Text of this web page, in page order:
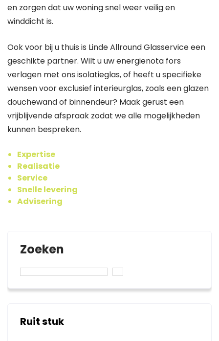
en zorgen dat uw woning snel weer veilig en
winddicht is.
Ook voor bij u thuis is Linde Allround Glasservice een
geschikte partner. Wilt u uw energienota fors
verlagen met ons isolatieglas, of heeft u specifieke
wensen voor exclusief interieurglas, zoals een glazen
douchewand of binnendeur? Maak gerust een
vrijblijvende afspraak zodat we alle mogelijkheden
kunnen bespreken.
Expertise
Realisatie
Service
Snelle levering
Advisering
Zoeken
Ruit stuk